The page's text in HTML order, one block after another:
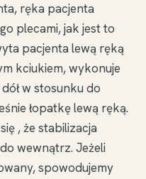
ręka pacjenta
plecami, jak jest to
pacjenta lewą ręką
kciukiem, wykonuje
w stosunku do
łopatkę lewą ręką.
, że stabilizacja
wewnątrz. Jeżeli
spowodujemy